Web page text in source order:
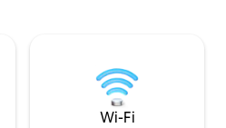
ウンテンバイクの
り、ダムでは水泳
を楽しめます。
Wi-Fi